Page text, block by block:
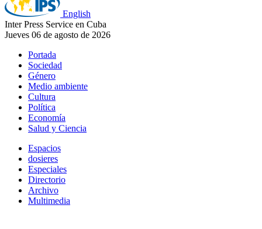
English
Inter Press Service en Cuba
Jueves 06 de agosto de 2026
Portada
Sociedad
Género
Medio ambiente
Cultura
Política
Economía
Salud y Ciencia
Espacios
dosieres
Especiales
Directorio
Archivo
Multimedia